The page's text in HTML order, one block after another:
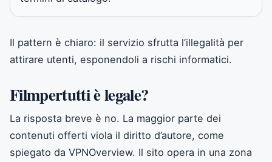
Il pattern è chiaro: il servizio sfrutta l’illegalità per
attirare utenti, esponendoli a rischi informatici.
Filmpertutti è legale?
La risposta breve è no. La maggior parte dei
contenuti offerti viola il diritto d’autore, come
spiegato da VPNOverview. Il sito opera in una zona